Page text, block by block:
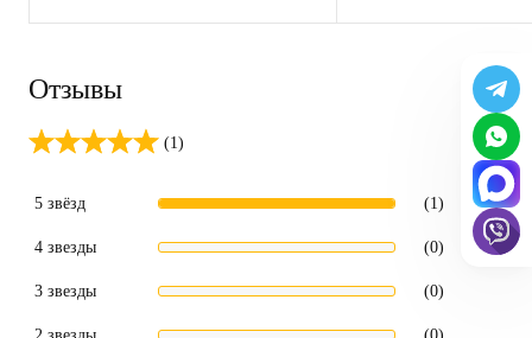
Отзывы
(1)
5 звёзд (1)
4 звезды (0)
3 звезды (0)